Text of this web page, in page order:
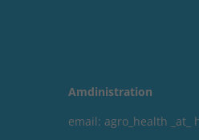
Amdinistration
email: agro_health _at_